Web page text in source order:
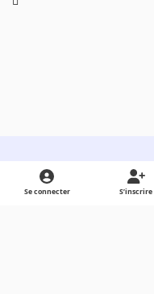
Light ModeDark ModeSystem Preference
Se connecter S’inscrire